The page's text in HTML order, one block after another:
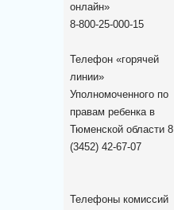
онлайн»
8-800-25-000-15
Телефон «горячей
линии»
Уполномоченного по
правам ребенка в
Тюменской области 8
(3452) 42-67-07
Телефоны комиссий